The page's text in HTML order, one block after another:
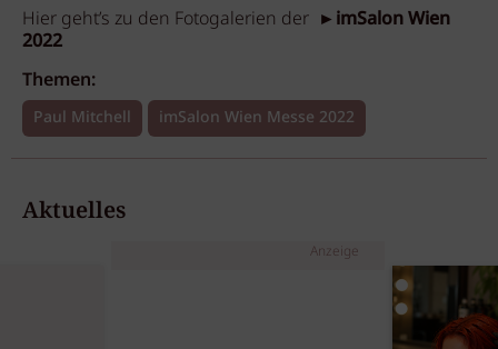
Hier geht’s zu den Fotogalerien der ► imSalon Wien
2022
Themen:
Paul Mitchell imSalon Wien Messe 2022
Aktuelles
Anzeige